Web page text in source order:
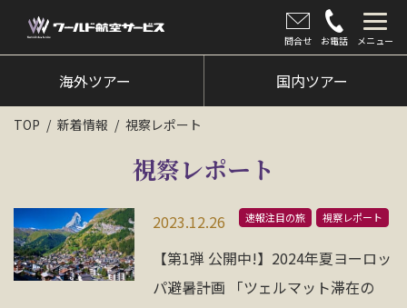
問合せ お電話 メニュー
海外ツアー
国内ツアー
クルーズツアー
旅のひろば
イベント
海外ツアー 国内ツアー
TOP 新着情報 視察レポート
視察レポート
2023.12.26 速報注目の旅 視察レポート
【第1弾 公開中!】2024年夏ヨーロッ
パ避暑計画 「ツェルマット滞在の